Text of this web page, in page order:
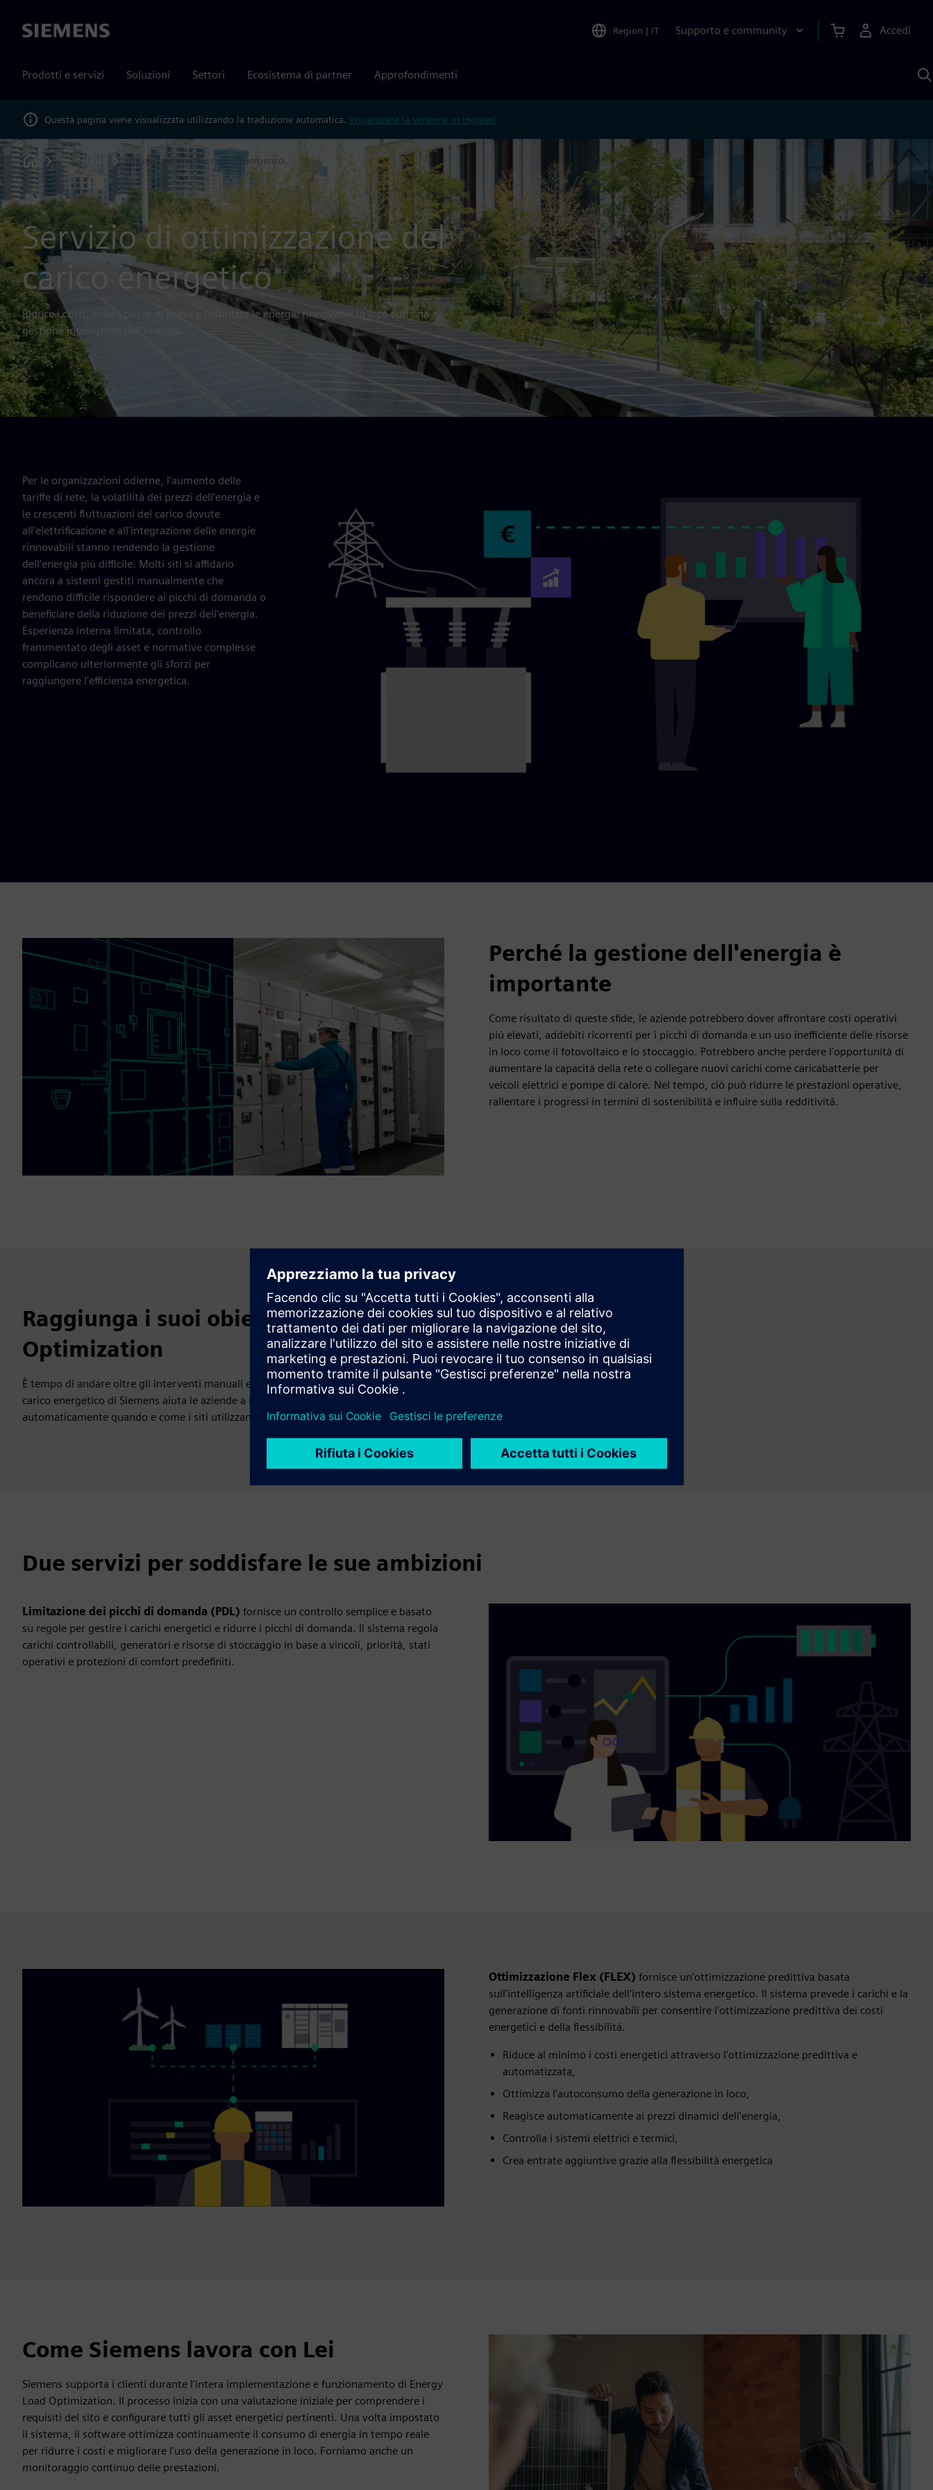
Siemens Region | IT Supporto e community Accedi
Prodotti e servizi Soluzioni Settori Ecosistema di partner Approfondimenti
Questa pagina viene visualizzata utilizzando la traduzione automatica. Visualizzare la versione in inglese?
Home
Contenuto Ottimizzazione del carico energetico
Servizio di ottimizzazione del
carico energetico
Riduce i costi, evita i picchi di spesa e ottimizza le energie rinnovabili in loco con una
gestione intelligente dell'energia.
Per le organizzazioni odierne, l'aumento delle
tariffe di rete, la volatilità dei prezzi dell'energia e
le crescenti fluttuazioni del carico dovute
all'elettrificazione e all'integrazione delle energie
rinnovabili stanno rendendo la gestione
dell'energia più difficile. Molti siti si affidano
ancora a sistemi gestiti manualmente che
rendono difficile rispondere ai picchi di domanda o
beneficiare della riduzione dei prezzi dell'energia.
Esperienza interna limitata, controllo
frammentato degli asset e normative complesse
complicano ulteriormente gli sforzi per
raggiungere l'efficienza energetica.
Perché la gestione dell'energia è
importante
Come risultato di queste sfide, le aziende potrebbero dover affrontare costi operativi
più elevati, addebiti ricorrenti per i picchi di domanda e un uso inefficiente delle risorse
in loco come il fotovoltaico e lo stoccaggio. Potrebbero anche perdere l'opportunità di
aumentare la capacità della rete o collegare nuovi carichi come caricabatterie per
veicoli elettrici e pompe di calore. Nel tempo, ciò può ridurre le prestazioni operative,
rallentare i progressi in termini di sostenibilità e influire sulla redditività.
Raggiunga i suoi obiettivi con Energy Load
Optimization
È tempo di andare oltre gli interventi manuali e il controllo frammentato delle risorse. Il servizio di ottimizzazione del
carico energetico di Siemens aiuta le aziende a ridurre i costi energetici ed evitare i picchi di potenza gestendo
automaticamente quando e come i siti utilizzano l'energia.
Due servizi per soddisfare le sue ambizioni
Limitazione dei picchi di domanda (PDL) fornisce un controllo semplice e basato
su regole per gestire i carichi energetici e ridurre i picchi di domanda. Il sistema regola
carichi controllabili, generatori e risorse di stoccaggio in base a vincoli, priorità, stati
operativi e protezioni di comfort predefiniti.
Ottimizzazione Flex (FLEX) fornisce un'ottimizzazione predittiva basata
sull'intelligenza artificiale dell'intero sistema energetico. Il sistema prevede i carichi e la
generazione di fonti rinnovabili per consentire l'ottimizzazione predittiva dei costi
energetici e della flessibilità.
Riduce al minimo i costi energetici attraverso l'ottimizzazione predittiva e
automatizzata,
Ottimizza l'autoconsumo della generazione in loco,
Reagisce automaticamente ai prezzi dinamici dell'energia,
Controlla i sistemi elettrici e termici,
Crea entrate aggiuntive grazie alla flessibilità energetica
Come Siemens lavora con Lei
Siemens supporta i clienti durante l'intera implementazione e funzionamento di Energy
Load Optimization. Il processo inizia con una valutazione iniziale per comprendere i
requisiti del sito e configurare tutti gli asset energetici pertinenti. Una volta impostato
il sistema, il software ottimizza continuamente il consumo di energia in tempo reale
per ridurre i costi e migliorare l'uso della generazione in loco. Forniamo anche un
monitoraggio continuo delle prestazioni.